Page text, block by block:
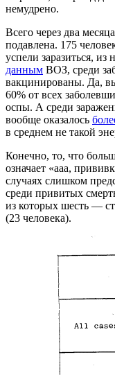
немудрено.
Всего через два
подавлена. 175
успели заразиться,
данным ВОЗ, среди
вакцинированы. Да,
60% от всех
оспы. А среди
вообще оказалось
в среднем не такой
Конечно, то, что
означает «ааа,
случаях слишком
среди привитых
из которых шесть —
(23 человека).